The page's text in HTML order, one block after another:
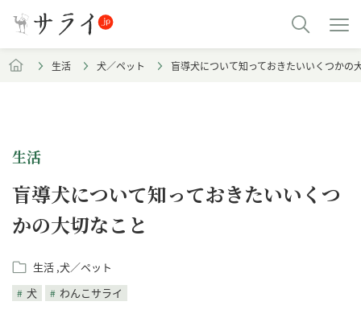
生活 犬／ペット 盲導犬について知っておきたいいくつかの
生活
盲導犬について知っておきたいいくつ
かの大切なこと
生活 犬／ペット
犬
わんこサライ